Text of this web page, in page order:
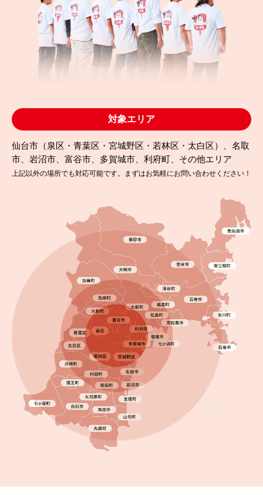
対象エリア
仙台市（泉区・青葉区・宮城野区・若林区・太白区）、名取
市、岩沼市、富谷市、多賀城市、利府町、その他エリア
上記以外の場所でも対応可能です。まずはお気軽にお問い合わせください！